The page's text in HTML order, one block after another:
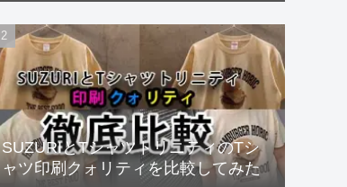
SUZURIとTシャツトリニティのTシ
ャツ印刷クォリティを比較してみた